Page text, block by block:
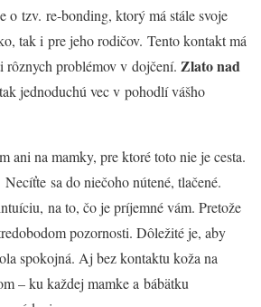
o tzv. re-bonding, ktorý má stále svoje
tak i pre jeho rodičov. Tento kontakt má
rôznych problémov v dojčení. Zlato nad
jednoduchú vec v pohodlí vášho
ani na mamky, pre ktoré toto nie je cesta.
sa do niečoho nútené, tlačené.
na to, čo je príjemné vám. Pretože
pozornosti. Dôležité je, aby
spokojná. Aj bez kontaktu koža na
– ku každej mamke a bábätku